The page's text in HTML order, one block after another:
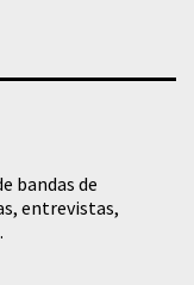
bandas de
entrevistas,